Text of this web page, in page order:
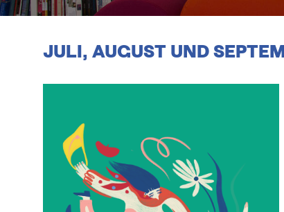
JULI, AUGUST UND